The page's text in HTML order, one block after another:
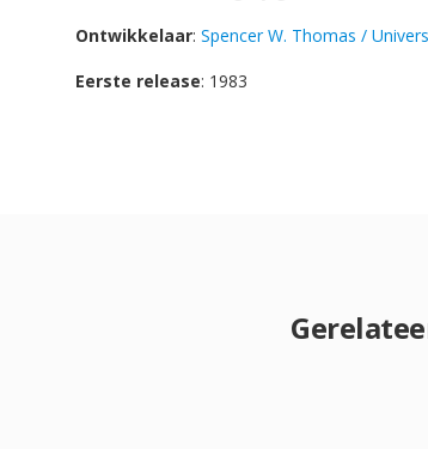
Ontwikkelaar: Spencer W. Thomas /
Eerste release: 1983